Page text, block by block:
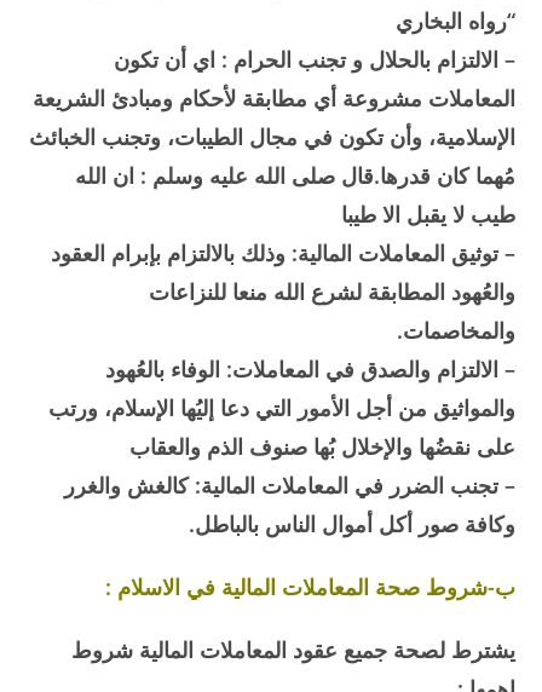
“رواه البخاري
– الالتزام بالحلال و تجنب الحرام : اي أن تكون
المعاملات مشروعة أي مطابقة لأحكام ومبادئ الشريعة
الإسلامية، وأن تكون في مجال الطيبات، وتجنب الخبائث
مُهما كان قدرها.قال صلى الله عليه وسلم : ان الله
طيب لا يقبل الا طيبا
– توثيق المعاملات المالية: وذلك بالالتزام بإبرام العقود
والعُهود المطابقة لشرع الله منعا للنزاعات
والمخاصمات.
– الالتزام والصدق في المعاملات: الوفاء بالعُهود
والمواثيق من أجل الأمور التي دعا إليُها الإسلام، ورتب
على نقضُها والإخلال بُها صنوف الذم والعقاب
– تجنب الضرر في المعاملات المالية: كالغش والغرر
وكافة صور أكل أموال الناس بالباطل.
ب-شروط صحة المعاملات المالية في الاسلام :
يشترط لصحة جميع عقود المعاملات المالية شروط